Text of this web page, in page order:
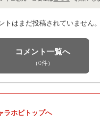
トはまだ投稿されていません。
コメント一覧へ
（0件）
ラホビトップへ